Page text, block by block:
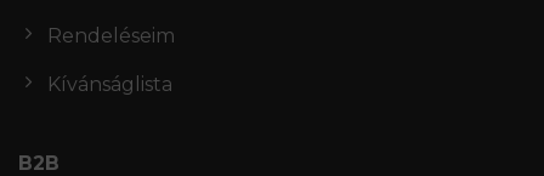
Rendeléseim
Kívánságlista
B2B